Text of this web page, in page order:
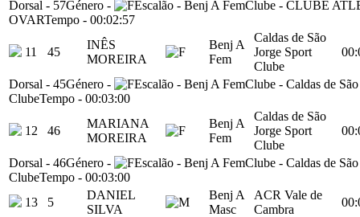
Dorsal - 57Género - Escalão - Benj A FemClube - CLUBE
OVARTempo - 00:02:57
11 45
INÊS
MOREIRA
Benj A
Fem
Caldas de São
Jorge Sport
Clube
Dorsal - 45Género - Escalão - Benj A FemClube - Caldas de
ClubeTempo - 00:03:00
12 46
MARIANA
MOREIRA
Benj A
Fem
Caldas de São
Jorge Sport
Clube
Dorsal - 46Género - Escalão - Benj A FemClube - Caldas de
ClubeTempo - 00:03:00
13
5
DANIEL
SILVA
Benj A
Masc
ACR Vale de
Cambra